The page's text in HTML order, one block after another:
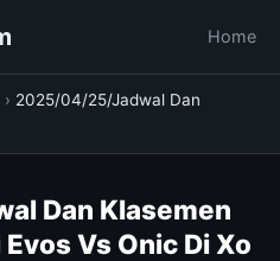
Home
› 2025/04/25/Jadwal Dan
Dan Klasemen
Vs Onic Di Xo